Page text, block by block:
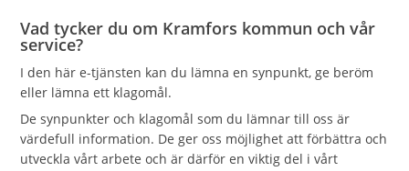
Vad tycker du om Kramfors kommun och vår
service?
I den här e-tjänsten kan du lämna en synpunkt, ge beröm
eller lämna ett klagomål.
De synpunkter och klagomål som du lämnar till oss är
värdefull information. De ger oss möjlighet att förbättra och
utveckla vårt arbete och är därför en viktig del i vårt